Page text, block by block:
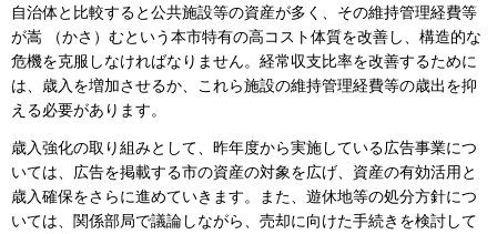
自治体と比較すると公共施設等の資産が多く、その維持管理経費等
が嵩 （かさ）むという本市特有の高コスト体質を改善し、構造的な
危機を克服しなければなりません。経常収支比率を改善するために
は、歳入を増加させるか、これら施設の維持管理経費等の歳出を抑
える必要があります。
歳入強化の取り組みとして、昨年度から実施している広告事業につ
いては、広告を掲載する市の資産の対象を広げ、資産の有効活用と
歳入確保をさらに進めていきます。また、遊休地等の処分方針につ
いては、関係部局で議論しながら、売却に向けた手続きを検討して